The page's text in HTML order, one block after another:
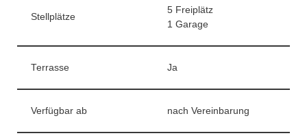
Stellplätze
5 Freiplätz
1 Garage
Terrasse Ja
Verfügbar ab nach Vereinbarung